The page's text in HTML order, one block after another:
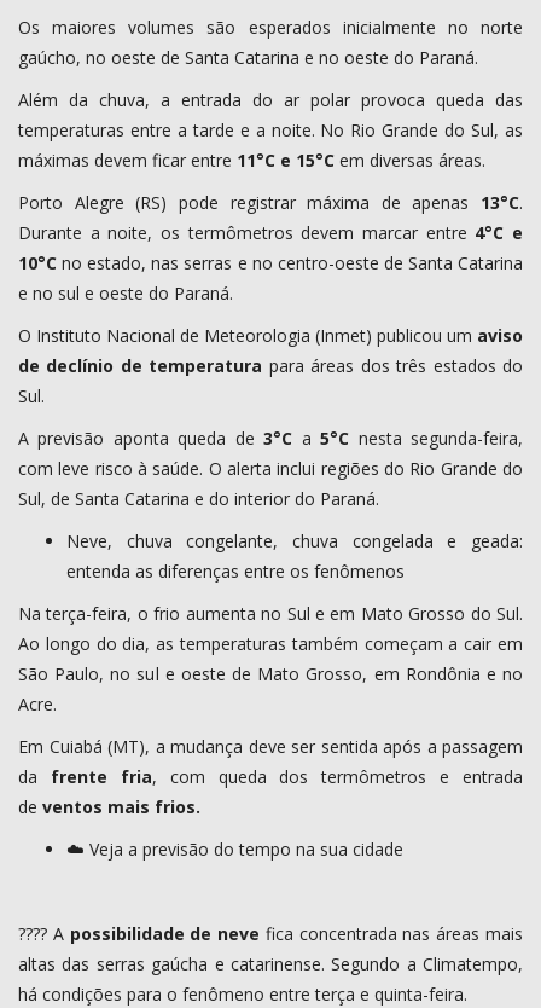
Os maiores volumes são esperados inicialmente no norte
gaúcho, no oeste de Santa Catarina e no oeste do Paraná.
Além da chuva, a entrada do ar polar provoca queda das
temperaturas entre a tarde e a noite. No Rio Grande do Sul, as
máximas devem ficar entre 11°C e 15°C em diversas áreas.
Porto Alegre (RS) pode registrar máxima de apenas 13°C.
Durante a noite, os termômetros devem marcar entre 4°C e
10°C no estado, nas serras e no centro-oeste de Santa Catarina
e no sul e oeste do Paraná.
O Instituto Nacional de Meteorologia (Inmet) publicou um aviso
de declínio de temperatura para áreas dos três estados do
Sul.
A previsão aponta queda de3°C a 5°C nesta segunda-feira,
com leve risco à saúde. O alerta inclui regiões do Rio Grande do
Sul, de Santa Catarina e do interior do Paraná.
Neve, chuva congelante, chuva congelada e geada:
entenda as diferenças entre os fenômenos
Na terça-feira, o frio aumenta no Sul e em Mato Grosso do Sul.
Ao longo do dia, as temperaturas também começam a cair em
São Paulo, no sul e oeste de Mato Grosso, em Rondônia e no
Acre.
Em Cuiabá (MT), a mudança deve ser sentida após a passagem
da frente fria, com queda dos termômetros e entrada
de ventos mais frios.
☁️ Veja a previsão do tempo na sua cidade
????️ Apossibilidade de neve fica concentrada nas áreas mais
altas das serras gaúcha e catarinense. Segundo a Climatempo,
há condições para o fenômeno entre terça e quinta-feira.